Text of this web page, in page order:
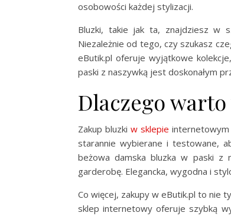
osobowości każdej stylizacji.
Bluzki, takie jak ta, znajdziesz w
Niezależnie od tego, czy szukasz
eButik.pl oferuje wyjątkowe
paski z naszywką jest doskonałym
Dlaczego
Zakup bluzki w sklepie internetowym
starannie wybierane i testowane,
beżowa damska bluzka w paski
garderobę. Elegancka, wygodna i
Co więcej, zakupy w eButik.pl to nie
sklep internetowy oferuje szybką